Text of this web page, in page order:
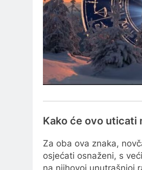
Kako će ovo uticati
Za oba ova znaka,
osjećati osnaženi, s
na njihovoj unutrašnjoj